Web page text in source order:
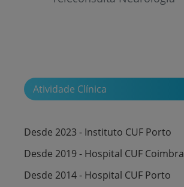
Atividade Clínica
Desde 2023 - Instituto CUF Porto
Desde 2019 - Hospital CUF Coimbra
Desde 2014 - Hospital CUF Porto